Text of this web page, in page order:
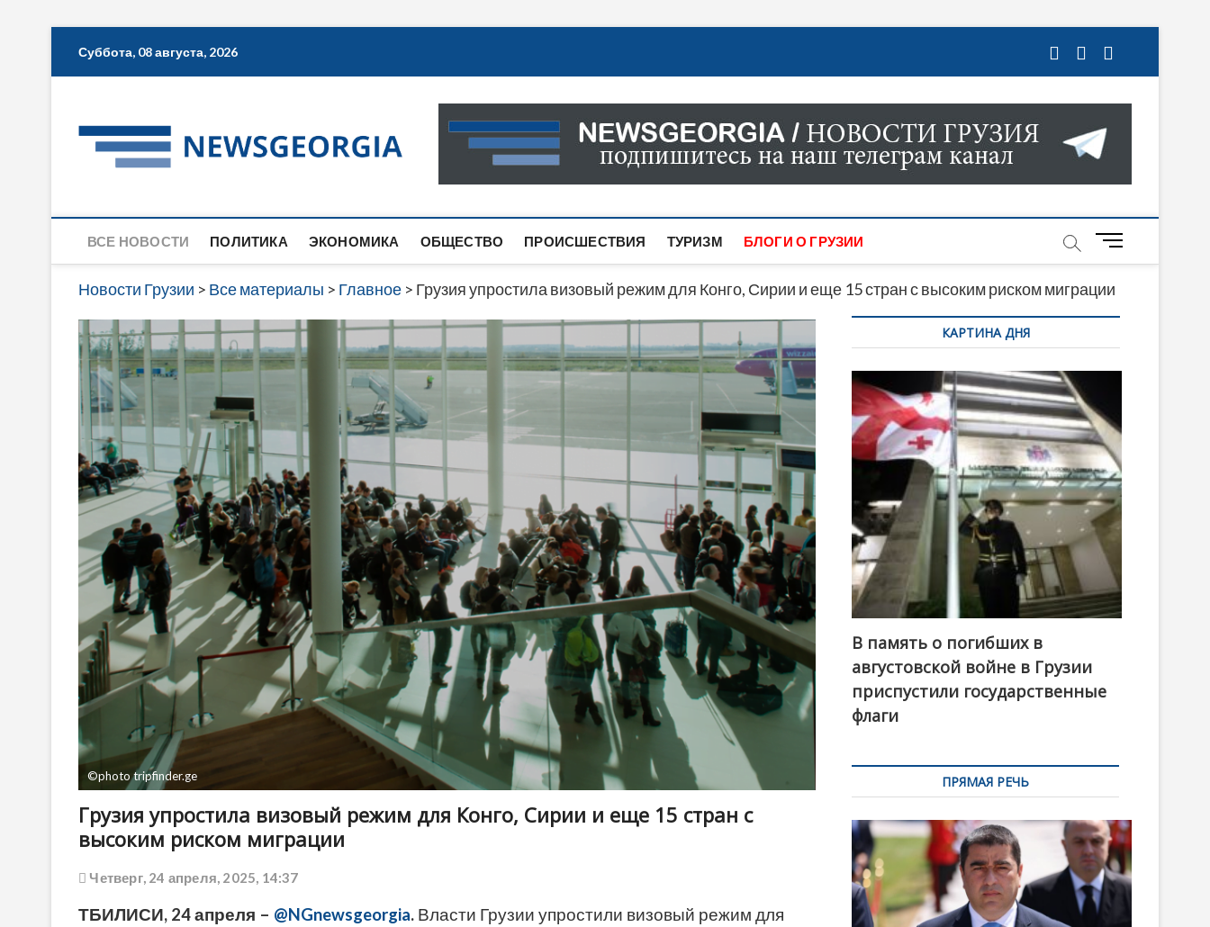
Суббота, 08 августа, 2026
Новости Грузии
САМАЯ АКТУАЛЬНАЯ ИНФОРМАЦИЯ О СОБЫТИЯХ В ГРУЗИИ. НОВОСТИ ГРУЗИИ ОНЛАЙН. НА
САЙТЕ ВЫ НАЙДЕТЕ НОВОСТИ ПОЛИТИКИ, ЭКОНОМИКИ, КУЛЬТУРЫ, СПОРТА И МНОГОЕ
ВСЕ НОВОСТИ ПОЛИТИКА ЭКОНОМИКА ОБЩЕСТВО ПРОИСШЕСТВИЯ ТУРИЗМ БЛОГИ О ГРУЗИИ
M
e
n
o
n
Новости Грузии > Все материалы > Главное > Грузия упростила визовый режим для Конго, Сирии и еще 15 стран с высоким риском миграции
©photo tripfinder.ge
Грузия упростила визовый режим для Конго, Сирии и еще 15 стран с
высоким риском миграции
Четверг, 24 апреля, 2025, 14:37
ТБИЛИСИ, 24 апреля – @NGnewsgeorgia. Власти Грузии упростили визовый режим для
КАРТИНА ДНЯ
В память о погибших в
августовской войне в Грузии
приспустили государственные
флаги
ПРЯМАЯ РЕЧЬ